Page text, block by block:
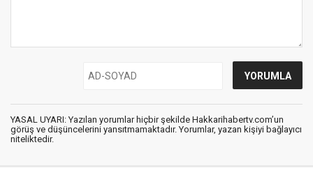
YASAL UYARI: Yazılan yorumlar hiçbir şekilde Hakkarihabertv.com’un
görüş ve düşüncelerini yansıtmamaktadır. Yorumlar, yazan kişiyi bağlayıcı
niteliktedir.